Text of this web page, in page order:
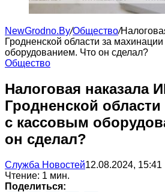
NewGrodno.By/Общество/
Гродненской области за
оборудованием. Что он сделал?
Общество
Налоговая наказала
Гродненской
с кассовым
он сделал?
Служба Новостей12.08.2024, 15:41
Чтение: 1 мин.
Поделиться: